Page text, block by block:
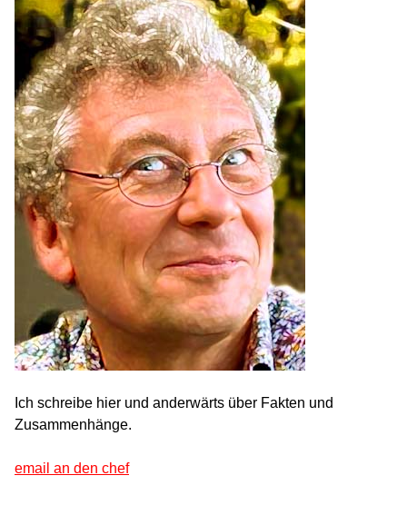
Ich schreibe hier und anderwärts über Fakten und
Zusammenhänge.
email an den chef